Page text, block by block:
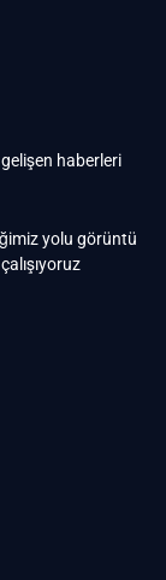
haberleri
yolu görüntü